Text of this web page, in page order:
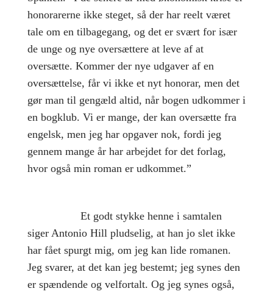
honorarerne ikke steget, så der har reelt været
tale om en tilbagegang, og det er svært for især
de unge og nye oversættere at leve af at
oversætte. Kommer der nye udgaver af en
oversættelse, får vi ikke et nyt honorar, men det
gør man til gengæld altid, når bogen udkommer i
en bogklub. Vi er mange, der kan oversætte fra
engelsk, men jeg har opgaver nok, fordi jeg
gennem mange år har arbejdet for det forlag,
hvor også min roman er udkommet.”
Et godt stykke henne i samtalen
siger Antonio Hill pludselig, at han jo slet ikke
har fået spurgt mig, om jeg kan lide romanen.
Jeg svarer, at det kan jeg bestemt; jeg synes den
er spændende og velfortalt. Og jeg synes også,